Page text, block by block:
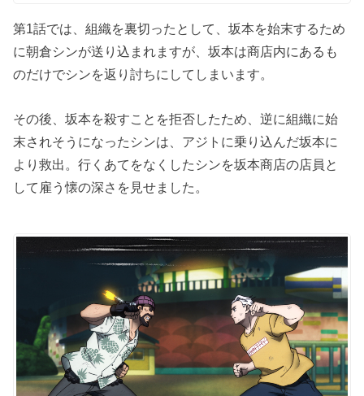
第1話では、組織を裏切ったとして、坂本を始末するため
に朝倉シンが送り込まれますが、坂本は商店内にあるも
のだけでシンを返り討ちにしてしまいます。
その後、坂本を殺すことを拒否したため、逆に組織に始
末されそうになったシンは、アジトに乗り込んだ坂本に
より救出。行くあてをなくしたシンを坂本商店の店員と
して雇う懐の深さを見せました。